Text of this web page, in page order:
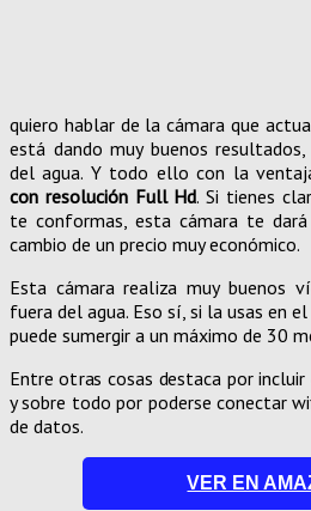
quiero hablar de la cámara que
está dando muy buenos
del agua. Y todo ello con la
con resolución Full Hd. Si tienes
te conformas, esta cámara te
cambio de un precio muy económico.
Esta cámara realiza muy buenos
fuera del agua. Eso sí, si la usas en
puede sumergir a un máximo de 30
Entre otras cosas destaca por
y sobre todo por poderse conectar
de datos.
VER EN